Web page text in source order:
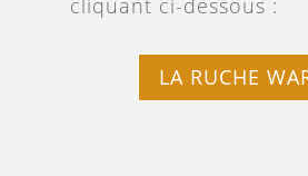
cliquant ci-dessous :
LA RUCHE